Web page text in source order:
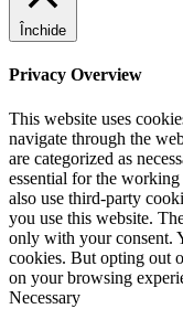
Închide
Privacy Overview
This website uses
navigate through the
are categorized as
essential for the
also use third-party
you use this website.
only with your consent.
cookies. But opting out
on your browsing
Necessary